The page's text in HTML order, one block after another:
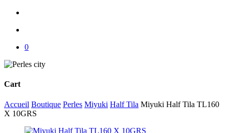
0
Cart
Close
Cart
Accueil Boutique Perles Miyuki Half Tila Miyuki Half Tila TL160
X 10GRS